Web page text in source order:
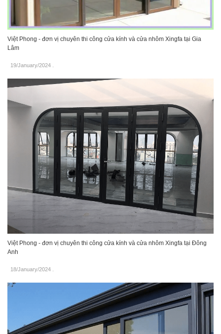
Việt Phong - đơn vị chuyên thi công cửa kính và cửa nhôm Xingfa tại Gia
Lâm
19/January/2024 .
Việt Phong - đơn vị chuyên thi công cửa kính và cửa nhôm Xingfa tại Đông
Anh
18/January/2024